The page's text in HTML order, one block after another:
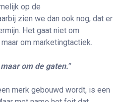
op de
zien we dan ook nog, dat er
Het gaat niet om
om marketingtactiek.
om de gaten."
merk gebouwd wordt, is een